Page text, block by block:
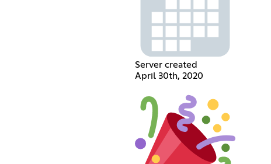
Server created
April 30th, 2020